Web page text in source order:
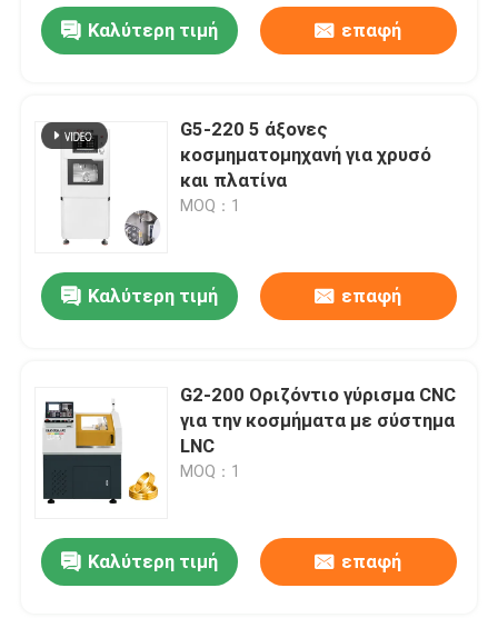
Προϊόντα
Εκπομπή VR
Σχετικά με εμάς
Καλύτερη τιμή επαφή
G5-220 5 άξονες
κοσμηματομηχανή για χρυσό
και πλατίνα
MOQ：1
Καλύτερη τιμή επαφή
G2-200 Οριζόντιο γύρισμα CNC
για την κοσμήματα με σύστημα
LNC
MOQ：1
Καλύτερη τιμή επαφή